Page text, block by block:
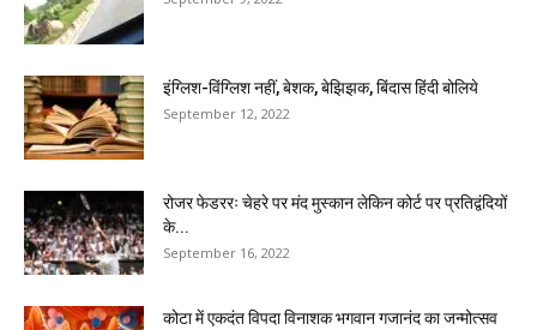
इंग्लिश-विंग्लिश नहीं, बेशक, बेझिझक, बिंदास हिंदी बोलिये
September 12, 2022
रोजर फेडररः चेहरे पर मंद मुस्कान लेकिन कोर्ट पर प्रतिद्वंदियों
के...
September 16, 2022
कोटा में एकदंत विपदा विनाशक भगवान गजानंद का जन्मोत्सव